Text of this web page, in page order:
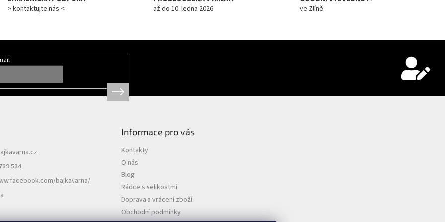
> kontaktujte nás < až do 10. ledna 2026 ve Zlíně
584
bajkavarna/
Informace pro vás
Kontakty
O nás
Blog
Rádce s velikostmi
Doprava a vrácení zboží
Obchodní podmínky